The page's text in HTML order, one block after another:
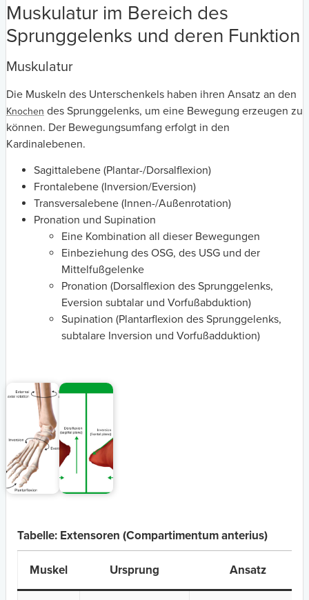
Muskulatur im Bereich des
Sprunggelenks und deren Funktion
Muskulatur
Die Muskeln des Unterschenkels haben ihren Ansatz an den
Knochen des Sprunggelenks, um eine Bewegung erzeugen zu
können. Der Bewegungsumfang erfolgt in den
Kardinalebenen.
Sagittalebene (Plantar-/Dorsalflexion)
Frontalebene (Inversion/Eversion)
Transversalebene (Innen-/Außenrotation)
Pronation und Supination
Eine Kombination all dieser Bewegungen
Einbeziehung des OSG, des USG und der
Mittelfußgelenke
Pronation (Dorsalflexion des Sprunggelenks,
Eversion subtalar und Vorfußabduktion)
Supination (Plantarflexion des Sprunggelenks,
subtalare Inversion und Vorfußadduktion)
Tabelle: Extensoren (Compartimentum anterius)
Muskel Ursprung Ansatz